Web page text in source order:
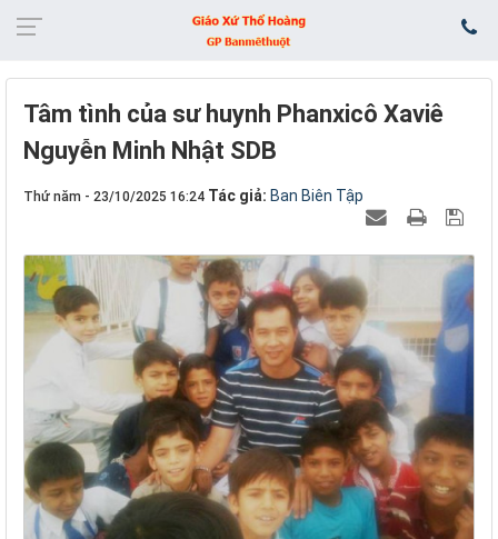
Tâm tình của sư huynh Phanxicô Xaviê
Nguyễn Minh Nhật SDB
Thứ năm - 23/10/2025 16:24 Tác giả: Ban Biên Tập